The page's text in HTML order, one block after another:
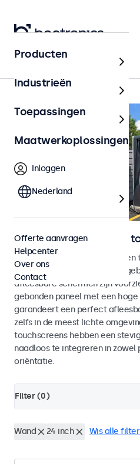
Home
Outdoor monitoren en
Weersbestendige monitoren
voor zowel binnen- als
afleesbare schermen zijn
gebonden paneel met een
garandeert een perfect
zelfs in de meest lichte
touchscreens hebben een
naadloos te integreren in
oriëntatie.
Filter (0)
Wand 24 inch Wis alle
Producten
Industrieën
Toepassingen
Maatwerkoplossingen
Inloggen
Nederland
Offerte aanvragen
Helpcenter
Over ons
Contact